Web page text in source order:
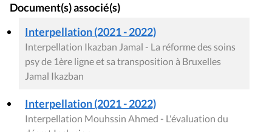
Document(s) associé(s)
Interpellation (2021 - 2022)
Interpellation Ikazban Jamal - La réforme des soins
psy de 1ère ligne et sa transposition à Bruxelles
Jamal Ikazban
Interpellation (2021 - 2022)
Interpellation Mouhssin Ahmed - L'évaluation du